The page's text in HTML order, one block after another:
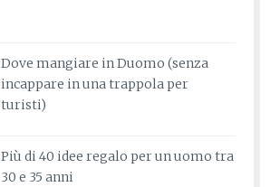
Dove mangiare in Duomo (senza
incappare in una trappola per
turisti)
Più di 40 idee regalo per un uomo tra
30 e 35 anni